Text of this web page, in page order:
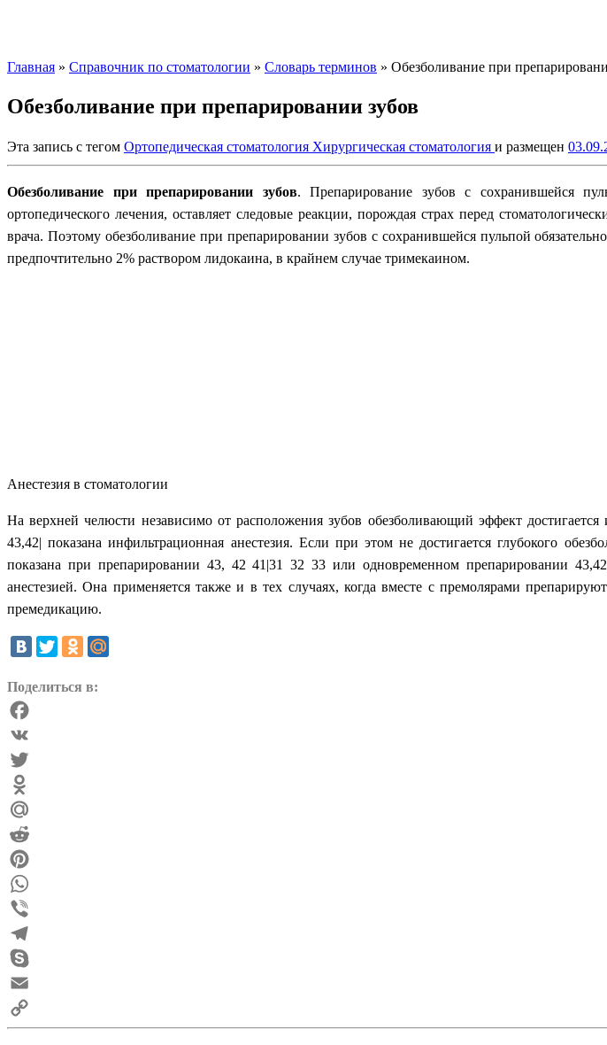
Главная » Справочник по стоматологии » Словарь терминов » Обезболивание при
Обезболивание при препарировании зубов
Эта запись с тегом Ортопедическая стоматология Хирургическая стоматология и размещен
Обезболивание при препарировании зубов. Препарирование зубов с сохранившейся
ортопедического лечения, оставляет следовые реакции, порождая страх перед
врача. Поэтому обезболивание при препарировании зубов с сохранившейся пульпой
предпочтительно 2% раствором лидокаина, в крайнем случае тримекаином.
Анестезия в стоматологии
На верхней челюсти независимо от расположения зубов обезболивающий эффект
43,42| показана инфильтрационная анестезия. Если при этом не достигается глубокого
показана при препарировании 43, 42 41|31 32 33 или одновременном препарировании
анестезией. Она применяется также и в тех случаях, когда вместе с премолярами
премедикацию.
Поделиться в:
Facebook
VK
Twitter
Odnoklassniki
Mail.Ru
Reddit
Pinterest
WhatsApp
Viber
Telegram
Skype
Email
Copy